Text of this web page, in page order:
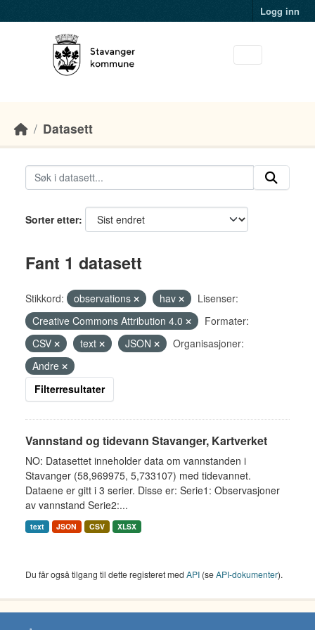
Logg inn
Datasett
Sorter etter
Fant 1 datasett
Stikkord: observations hav
Lisenser:
Creative Commons Attribution 4.0
Formater:
CSV
text JSON
Organisasjoner:
Andre
Filterresultater
Vannstand og tidevann Stavanger, Kartverket
NO: Datasettet inneholder data om vannstanden i
Stavanger (58,969975, 5,733107) med tidevannet.
Dataene er gitt i 3 serier. Disse er: Serie1: Observasjoner
av vannstand Serie2:...
text JSON CSV XLSX
Du får også tilgang til dette registeret med API (seAPI-dokumenter).